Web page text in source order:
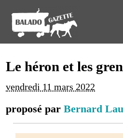
Le héron et les
vendredi 11 mars 2022
proposé par Bernard